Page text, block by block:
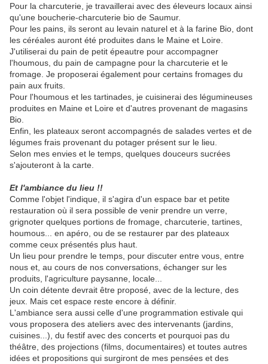
Pour la charcuterie, je travaillerai avec des éleveurs locaux ainsi
qu'une boucherie-charcuterie bio de Saumur.
Pour les pains, ils seront au levain naturel et à la farine Bio, dont
les céréales auront été produites dans le Maine et Loire.
J'utiliserai du pain de petit épeautre pour accompagner
l'houmous, du pain de campagne pour la charcuterie et le
fromage. Je proposerai également pour certains fromages du
pain aux fruits.
Pour l'houmous et les tartinades, je cuisinerai des légumineuses
produites en Maine et Loire et d'autres provenant de magasins
Bio.
Enfin, les plateaux seront accompagnés de salades vertes et de
légumes frais provenant du potager présent sur le lieu.
Selon mes envies et le temps, quelques douceurs sucrées
s'ajouteront à la carte.
Et l'ambiance du lieu !!
Comme l'objet l'indique, il s'agira d'un espace bar et petite
restauration où il sera possible de venir prendre un verre,
grignoter quelques portions de fromage, charcuterie, tartines,
houmous... en apéro, ou de se restaurer par des plateaux
comme ceux présentés plus haut.
Un lieu pour prendre le temps, pour discuter entre vous, entre
nous et, au cours de nos conversations, échanger sur les
produits, l'agriculture paysanne, locale...
Un coin détente devrait être proposé, avec de la lecture, des
jeux. Mais cet espace reste encore à définir.
L'ambiance sera aussi celle d'une programmation estivale qui
vous proposera des ateliers avec des intervenants (jardins,
cuisines...), du festif avec des concerts et pourquoi pas du
théâtre, des projections (films, documentaires) et toutes autres
idées et propositions qui surgiront de mes pensées et des